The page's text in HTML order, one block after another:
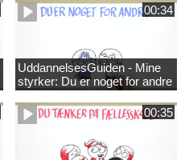
00:34
UddannelsesGuiden - Mine
styrker: Du er noget for andre
00:35